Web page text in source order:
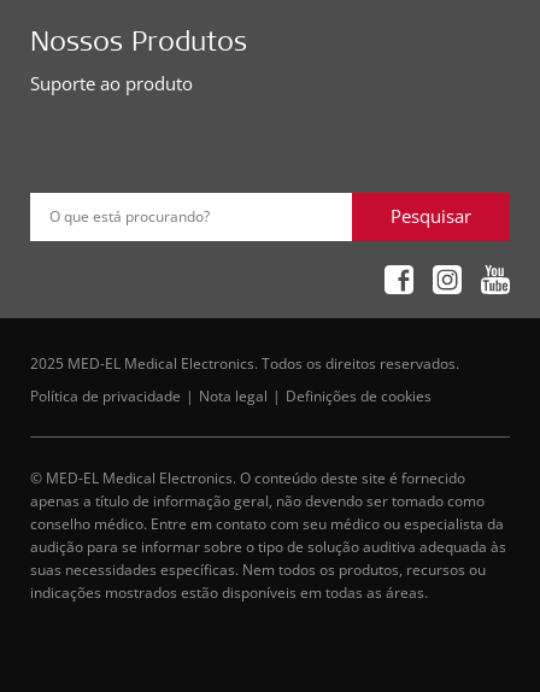
Nossos Produtos
Suporte ao produto
O que está procurando? Pesquisar
2025 MED-EL Medical Electronics. Todos os direitos reservados.
Política de privacidade
Nota legal Definições de cookies
© MED-EL Medical Electronics. O conteúdo deste site é fornecido
apenas a título de informação geral, não devendo ser tomado como
conselho médico. Entre em contato com seu médico ou especialista da
audição para se informar sobre o tipo de solução auditiva adequada às
suas necessidades específicas. Nem todos os produtos, recursos ou
indicações mostrados estão disponíveis em todas as áreas.